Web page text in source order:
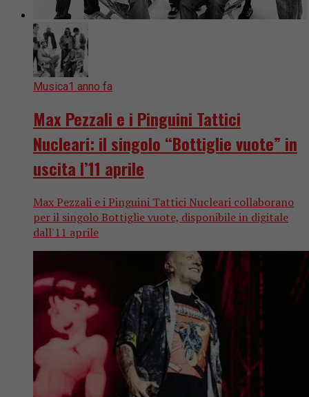
Musica1 anno fa
Max Pezzali e i Pinguini Tattici
Nucleari: il singolo “Bottiglie vuote” in
uscita l’11 aprile
Max Pezzali e i Pinguini Tattici Nucleari collaborano
per il singolo Bottiglie vuote, disponibile in digitale
dall'11 aprile